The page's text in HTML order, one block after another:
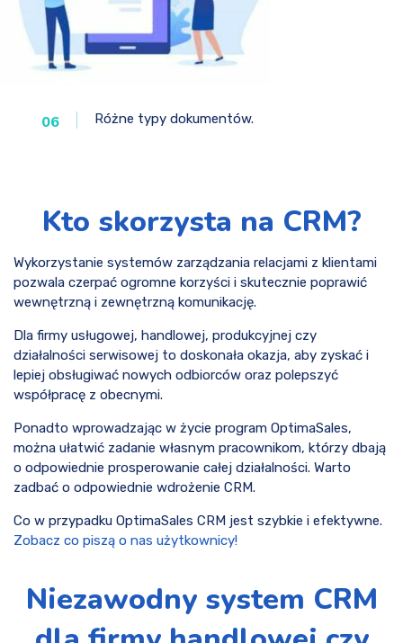
06 Różne typy dokumentów.
Kto skorzysta na CRM?
Wykorzystanie systemów zarządzania relacjami z klientami
pozwala czerpać ogromne korzyści i skutecznie poprawić
wewnętrzną i zewnętrzną komunikację.
Dla firmy usługowej, handlowej, produkcyjnej czy
działalności serwisowej to doskonała okazja, aby zyskać i
lepiej obsługiwać nowych odbiorców oraz polepszyć
współpracę z obecnymi.
Ponadto wprowadzając w życie program OptimaSales,
można ułatwić zadanie własnym pracownikom, którzy dbają
o odpowiednie prosperowanie całej działalności. Warto
zadbać o odpowiednie wdrożenie CRM.
Co w przypadku OptimaSales CRM jest szybkie i efektywne.
Zobacz co piszą o nas użytkownicy!
Niezawodny system CRM